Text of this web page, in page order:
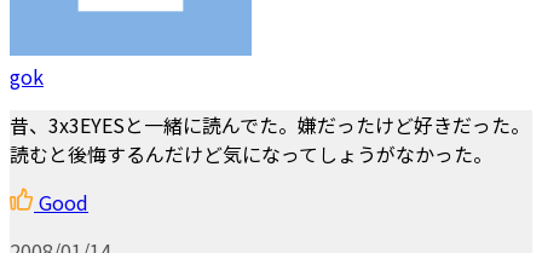
gok
昔、3x3EYESと一緒に読んでた。嫌だったけど好きだった。
読むと後悔するんだけど気になってしょうがなかった。
Good